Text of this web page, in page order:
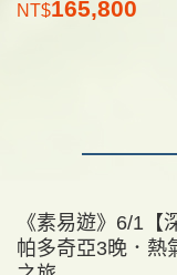
(確定成團徵單女
醒南島．蒂卡波
拉基．米佛峽灣
NT$165,800